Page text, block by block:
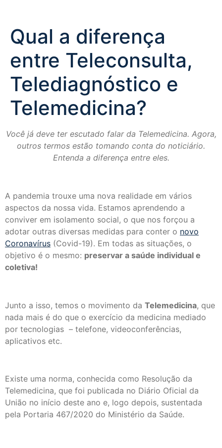
Qual a diferença
entre Teleconsulta,
Telediagnóstico e
Telemedicina?
Você já deve ter escutado falar da Telemedicina. Agora,
outros termos estão tomando conta do noticiário.
Entenda a diferença entre eles.
A pandemia trouxe uma nova realidade em vários
aspectos da nossa vida. Estamos aprendendo a
conviver em isolamento social, o que nos forçou a
adotar outras diversas medidas para conter o novo
Coronavírus (Covid-19). Em todas as situações, o
objetivo é o mesmo: preservar a saúde individual e
coletiva!
Junto a isso, temos o movimento da Telemedicina, que
nada mais é do que o exercício da medicina mediado
por tecnologias – telefone, videoconferências,
aplicativos etc.
Existe uma norma, conhecida como Resolução da
Telemedicina, que foi publicada no Diário Oficial da
União no início deste ano e, logo depois, sustentada
pela Portaria 467/2020 do Ministério da Saúde.